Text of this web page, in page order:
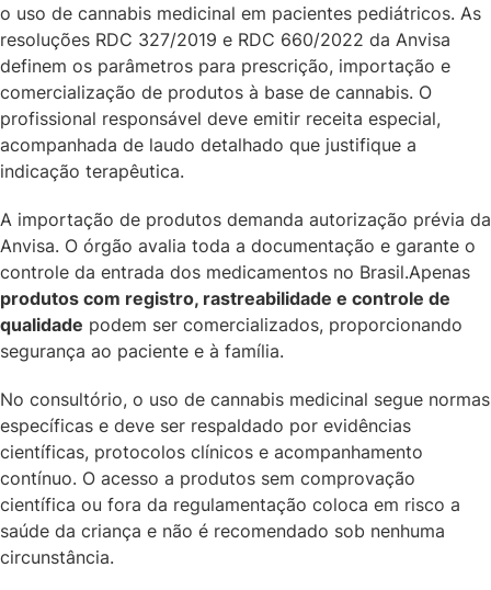
o uso de cannabis medicinal em pacientes pediátricos. As
resoluções RDC 327/2019 e RDC 660/2022 da Anvisa
definem os parâmetros para prescrição, importação e
comercialização de produtos à base de cannabis. O
profissional responsável deve emitir receita especial,
acompanhada de laudo detalhado que justifique a
indicação terapêutica.
A importação de produtos demanda autorização prévia da
Anvisa. O órgão avalia toda a documentação e garante o
controle da entrada dos medicamentos no Brasil.Apenas
produtos com registro, rastreabilidade e controle de
qualidade podem ser comercializados, proporcionando
segurança ao paciente e à família.
No consultório, o uso de cannabis medicinal segue normas
específicas e deve ser respaldado por evidências
científicas, protocolos clínicos e acompanhamento
contínuo. O acesso a produtos sem comprovação
científica ou fora da regulamentação coloca em risco a
saúde da criança e não é recomendado sob nenhuma
circunstância.